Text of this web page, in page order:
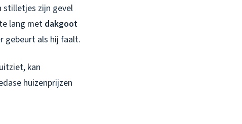
stilletjes zijn gevel
lang met dakgoot
gebeurt als hij faalt.
kan
huizenprijzen